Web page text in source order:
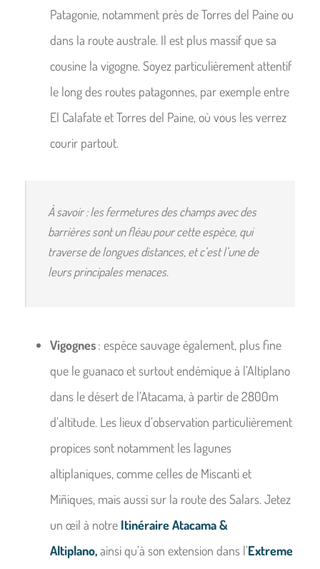
Patagonie, notamment près de Torres del Paine ou
dans la route australe. Il est plus massif que sa
cousine la vigogne. Soyez particulièrement attentif
le long des routes patagonnes, par exemple entre
El Calafate et Torres del Paine, où vous les verrez
courir partout.
À savoir : les fermetures des champs avec des
barrières sont un fléau pour cette espèce, qui
traverse de longues distances, et c’est l’une de
leurs principales menaces.
Vigognes: espèce sauvage également, plus fine
que le guanaco et surtout endémique à l’Altiplano
dans le désert de l’Atacama, à partir de 2800m
d’altitude. Les lieux d’observation particulièrement
propices sont notamment les lagunes
altiplaniques, comme celles de Miscanti et
Miñiques, mais aussi sur la route des Salars. Jetez
un œil à notre Itinéraire Atacama &
Altiplano,ainsi qu’à son extension dans l’Extreme